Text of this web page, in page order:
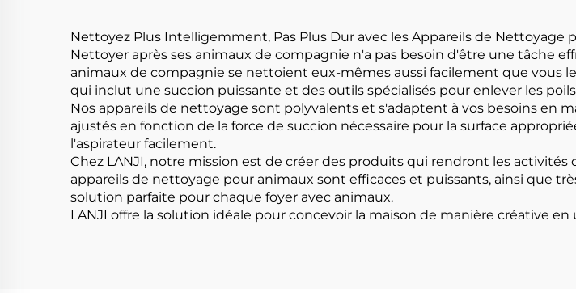
Nettoyez Plus Intelligemment, Pas Plus Dur avec les Appareils de Nettoyage
Nettoyer après ses animaux de compagnie n'a pas besoin d'être une tâche
animaux de compagnie se nettoient eux-mêmes aussi facilement que vous
qui inclut une succion puissante et des outils spécialisés pour enlever les
Nos appareils de nettoyage sont polyvalents et s'adaptent à vos besoins en
ajustés en fonction de la force de succion nécessaire pour la surface
l'aspirateur facilement.
Chez LANJI, notre mission est de créer des produits qui rendront les
appareils de nettoyage pour animaux sont efficaces et puissants, ainsi que
solution parfaite pour chaque foyer avec animaux.
LANJI offre la solution idéale pour concevoir la maison de manière créative